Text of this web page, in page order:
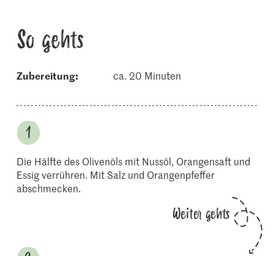
So gehts
Zubereitung: ca. 20 Minuten
Die Hälfte des Olivenöls mit Nussöl, Orangensaft und
Essig verrühren. Mit Salz und Orangenpfeffer
abschmecken.
Weiter gehts